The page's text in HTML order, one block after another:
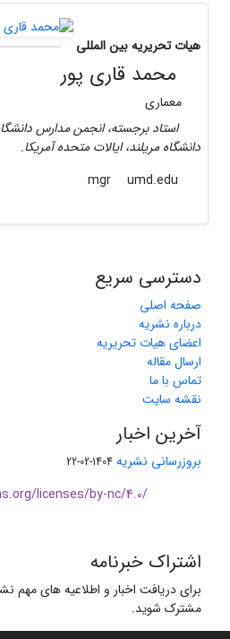
هیات تحریریه بین المللی
محمد قاری پور
معماری
استاد برجسته، انجمن مدارس
دانشگاه مریلند، ایالات متحده آمریکا.
umd.edu
دسترسی سریع
صفحه اصلی
درباره نشریه
اعضای هیات تحریریه
ارسال مقاله
تماس با ما
نقشه سایت
آخرین اخبار
بروزرسانی نشریه 1404-02-22
licenses/by-nc/4.0/
اشتراک خبرنامه
برای دریافت اخبار و اطلاعیه های مهم
مشترک شوید.